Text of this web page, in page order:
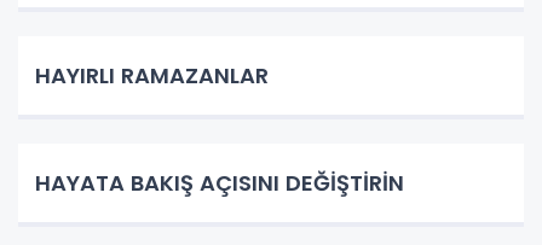
HAYIRLI RAMAZANLAR
HAYATA BAKIŞ AÇISINI DEĞİŞTİRİN